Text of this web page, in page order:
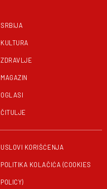
SRBIJA
KULTURA
ZDRAVLJE
MAGAZIN
OGLASI
ČITULJE
USLOVI KORIŠĆENJA
POLITIKA KOLAČIĆA (COOKIES
POLICY)